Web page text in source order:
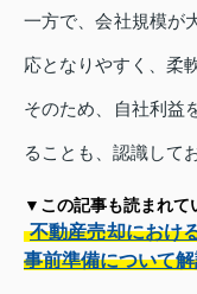
一方で、会社規模が
応となりやすく、柔
そのため、自社利益
ることも、認識して
▼この記事も読まれて
不動産売却におけ
事前準備について